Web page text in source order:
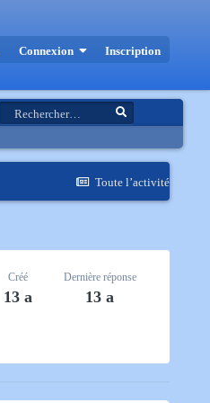
Connexion Inscription
Toute l’activité
Créé
13 a
Dernière réponse
13 a